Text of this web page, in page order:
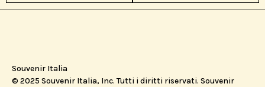
Souvenir Italia
© 2025 Souvenir Italia, Inc. Tutti i diritti riservati. Souvenir